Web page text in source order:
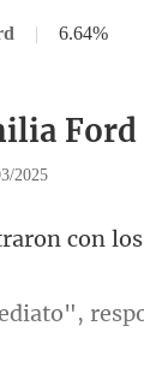
| 6.64%
Ford
2025
con
to",